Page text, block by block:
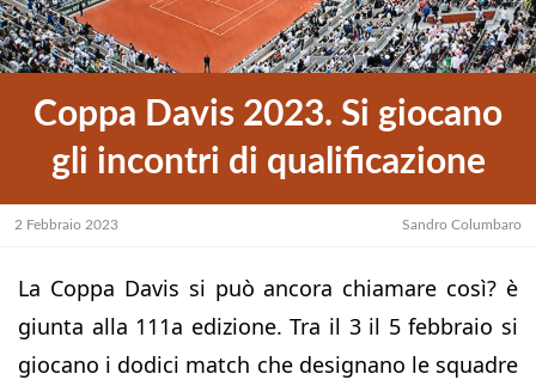
Coppa Davis 2023. Si giocano
gli incontri di qualificazione
2 Febbraio 2023 Sandro Columbaro
La Coppa Davis si può ancora chiamare così? è
giunta alla 111a edizione. Tra il 3 il 5 febbraio si
giocano i dodici match che designano le squadre